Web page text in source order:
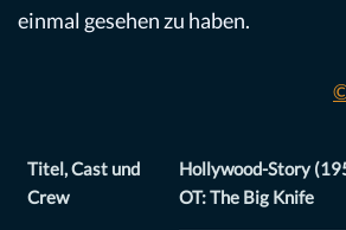
einmal gesehen zu haben.
Titel, Cast und
Crew
Hollywood-Story
OT: The Big Knife